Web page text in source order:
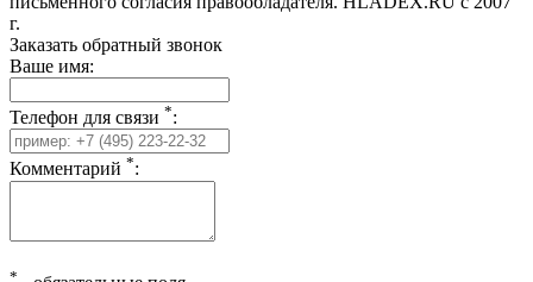
г.
Заказать обратный звонок
Ваше имя:
Телефон для связи *:
Комментарий *:
*